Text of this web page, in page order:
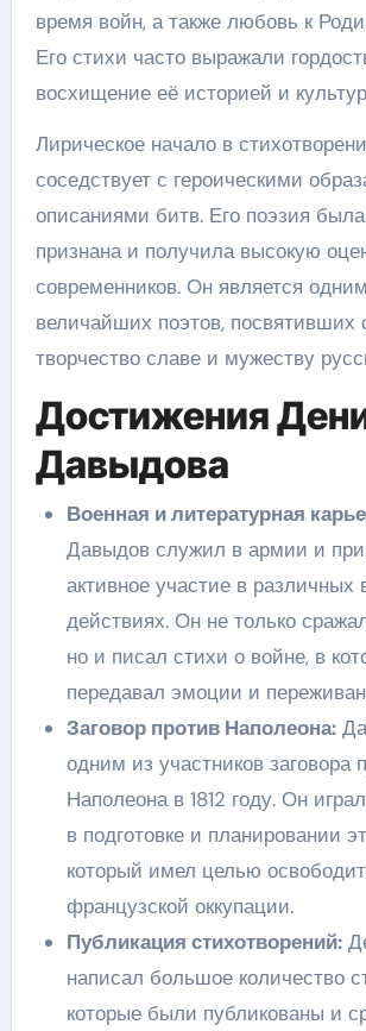
время войн, а также любовь к
Его стихи часто выражали
восхищение её историей и
Лирическое начало в
соседствует с героическими
описаниями битв. Его поэзия
признана и получила высокую
современников. Он является
величайших поэтов, посвятивших
творчество славе и мужеству
Достижения
Давыдова
Военная и литературная
Давыдов служил в армии и
активное участие в различных
действиях. Он не только
но и писал стихи о войне, в
передавал эмоции и
Заговор против Наполеона:
одним из участников заговора
Наполеона в 1812 году. Он
в подготовке и планировании
который имел целью
французской оккупации.
Публикация стихотворений:
написал большое количество
которые были публикованы и